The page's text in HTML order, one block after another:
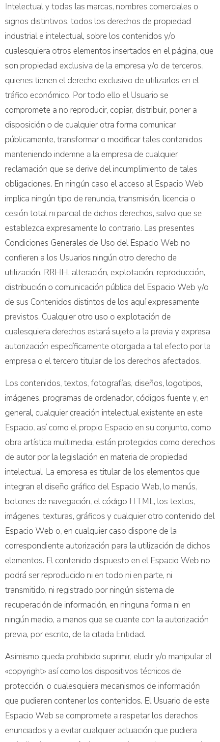
Intelectual y todas las marcas, nombres comerciales o
signos distintivos, todos los derechos de propiedad
industrial e intelectual, sobre los contenidos y/o
cualesquiera otros elementos insertados en el página, que
son propiedad exclusiva de la empresa y/o de terceros,
quienes tienen el derecho exclusivo de utilizarlos en el
tráfico económico. Por todo ello el Usuario se
compromete a no reproducir, copiar, distribuir, poner a
disposición o de cualquier otra forma comunicar
públicamente, transformar o modificar tales contenidos
manteniendo indemne a la empresa de cualquier
reclamación que se derive del incumplimiento de tales
obligaciones. En ningún caso el acceso al Espacio Web
implica ningún tipo de renuncia, transmisión, licencia o
cesión total ni parcial de dichos derechos, salvo que se
establezca expresamente lo contrario. Las presentes
Condiciones Generales de Uso del Espacio Web no
confieren a los Usuarios ningún otro derecho de
utilización, RRHH, alteración, explotación, reproducción,
distribución o comunicación pública del Espacio Web y/o
de sus Contenidos distintos de los aquí expresamente
previstos. Cualquier otro uso o explotación de
cualesquiera derechos estará sujeto a la previa y expresa
autorización específicamente otorgada a tal efecto por la
empresa o el tercero titular de los derechos afectados.
Los contenidos, textos, fotografías, diseños, logotipos,
imágenes, programas de ordenador, códigos fuente y, en
general, cualquier creación intelectual existente en este
Espacio, así como el propio Espacio en su conjunto, como
obra artística multimedia, están protegidos como derechos
de autor por la legislación en materia de propiedad
intelectual. La empresa es titular de los elementos que
integran el diseño gráfico del Espacio Web, lo menús,
botones de navegación, el código HTML, los textos,
imágenes, texturas, gráficos y cualquier otro contenido del
Espacio Web o, en cualquier caso dispone de la
correspondiente autorización para la utilización de dichos
elementos. El contenido dispuesto en el Espacio Web no
podrá ser reproducido ni en todo ni en parte, ni
transmitido, ni registrado por ningún sistema de
recuperación de información, en ninguna forma ni en
ningún medio, a menos que se cuente con la autorización
previa, por escrito, de la citada Entidad.
Asimismo queda prohibido suprimir, eludir y/o manipular el
«copyright» así como los dispositivos técnicos de
protección, o cualesquiera mecanismos de información
que pudieren contener los contenidos. El Usuario de este
Espacio Web se compromete a respetar los derechos
enunciados y a evitar cualquier actuación que pudiera